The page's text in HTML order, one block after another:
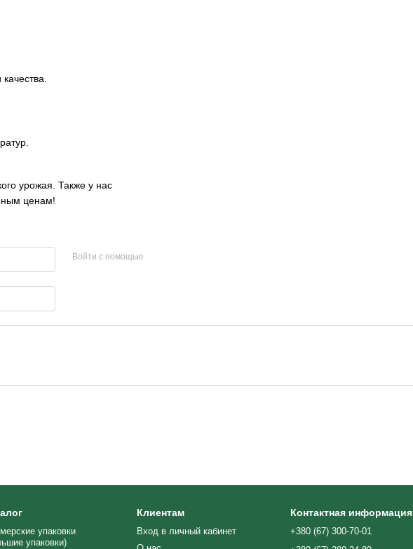
урожая. Также у нас
ценам!
Войти с помощью
упаковки
упаковки)
Клиентам
Вход в личный кабинет
Контактная информация
+380 (67) 300-70-01